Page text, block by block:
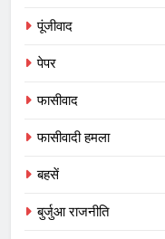
पूंजीवाद
पेपर
फासीवाद
फासीवादी हमला
बहसें
बुर्जुआ राजनीति